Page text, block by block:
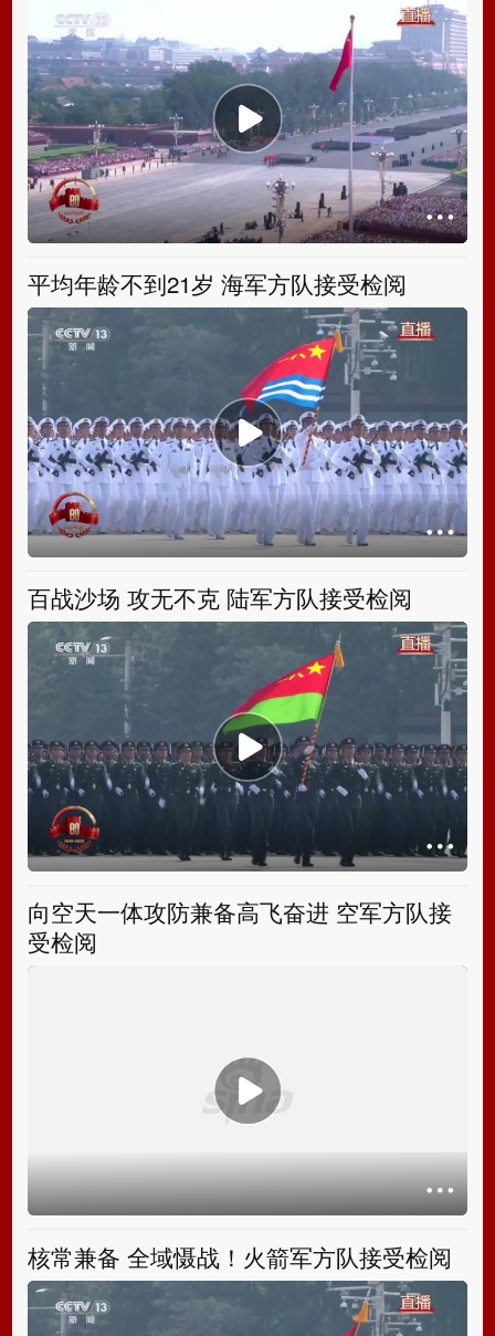
平均年龄不到21岁 海军方队接受检阅
百战沙场 攻无不克 陆军方队接受检阅
向空天一体攻防兼备高飞奋进 空军方队接
受检阅
核常兼备 全域慑战！火箭军方队接受检阅